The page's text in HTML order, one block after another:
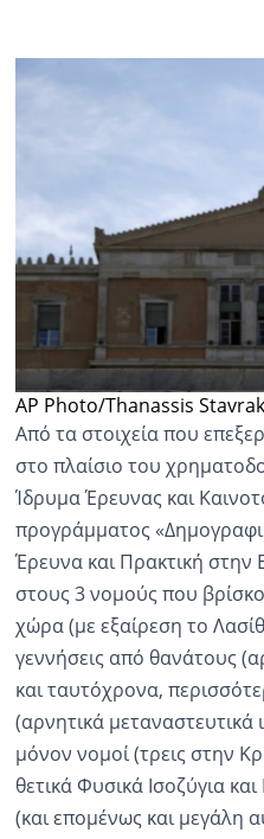
AP Photo/Thanassis
Από τα στοιχεία που
στο πλαίσιο του
Ίδρυμα Έρευνας και
προγράμματος
Έρευνα και Πρακτική στην
στους 3 νομούς που
χώρα (με εξαίρεση το
γεννήσεις από θανάτους
και ταυτόχρονα,
(αρνητικά μεταναστευτικά
μόνον νομοί (τρεις στην
θετικά Φυσικά Ισοζύγια
(και επομένως και μεγάλη